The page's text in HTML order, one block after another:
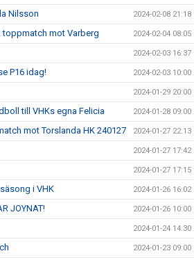
Nilsson 2024-02-08 21:18
toppmatch mot Varberg 2024-02-04 08:05
2024-02-03 16:37
P16 idag! 2024-02-03 10:00
2024-01-29 20:00
till VHKs egna Felicia 2024-01-28 09:00
mot Torslanda HK 240127 2024-01-27 22:13
2024-01-27 17:42
2024-01-27 17:15
i VHK 2024-01-26 16:02
JOYNAT! 2024-01-26 10:00
2024-01-24 14:30
2024-01-23 09:00